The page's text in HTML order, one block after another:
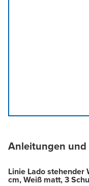
Anleitungen und
Linie Lado
cm, Weiß matt, 3